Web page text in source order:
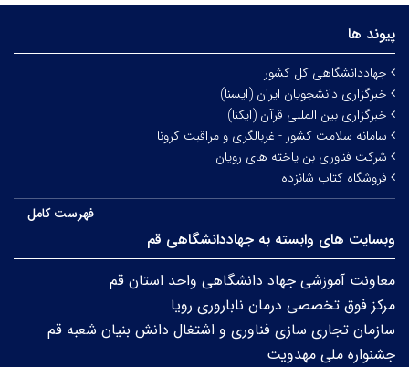
پیوند ها
جهاددانشگاهی کل کشور
خبرگزاری دانشجویان ایران (ایسنا)
خبرگزاری بین المللی قرآن (ایکنا)
سامانه سلامت کشور - غربالگری و مراقبت کرونا
شرکت فناوری بن یاخته های رویان
فروشگاه کتاب شانزده
فهرست کامل
وبسایت های وابسته به جهاددانشگاهی قم
معاونت آموزشی جهاد دانشگاهی واحد استان قم
مرکز فوق تخصصی درمان ناباروری رویا
سازمان تجاری سازی فناوری و اشتغال دانش بنیان شعبه قم
جشنواره ملی مهدویت